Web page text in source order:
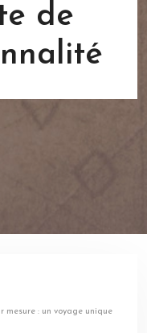
de
mesure : un voyage unique